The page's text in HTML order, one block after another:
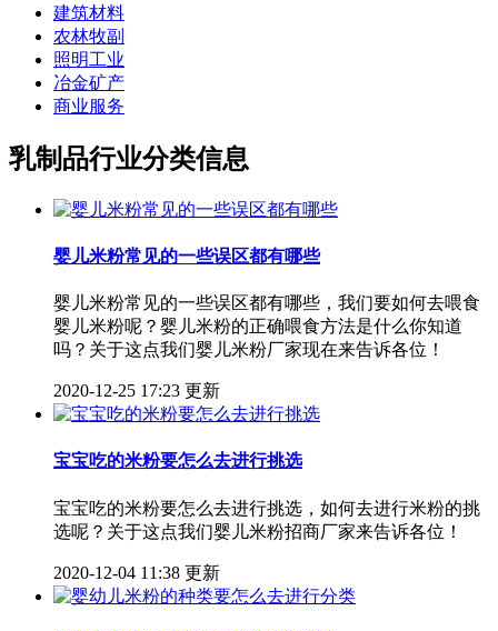
建筑材料
农林牧副
照明工业
冶金矿产
商业服务
乳制品行业分类信息
婴儿米粉常见的一些误区都有哪些
婴儿米粉常见的一些误区都有哪些，我们要如何去喂食
婴儿米粉呢？婴儿米粉的正确喂食方法是什么你知道
吗？关于这点我们婴儿米粉厂家现在来告诉各位！
2020-12-25 17:23 更新
宝宝吃的米粉要怎么去进行挑选
宝宝吃的米粉要怎么去进行挑选，如何去进行米粉的挑
选呢？关于这点我们婴儿米粉招商厂家来告诉各位！
2020-12-04 11:38 更新